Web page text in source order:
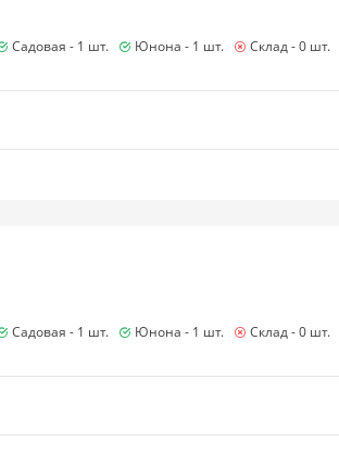
Садовая - 1 шт. Юнона - 1 шт. Склад -0 шт.
Садовая - 1 шт. Юнона - 1 шт. Склад -0 шт.